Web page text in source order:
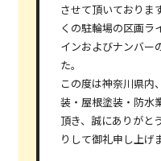
させて頂いておりま
くの駐輪場の区画ラ
インおよびナンバー
た。
この度は神奈川県内
装・屋根塗装・防水
頂き、誠にありがと
りして御礼申し上げ